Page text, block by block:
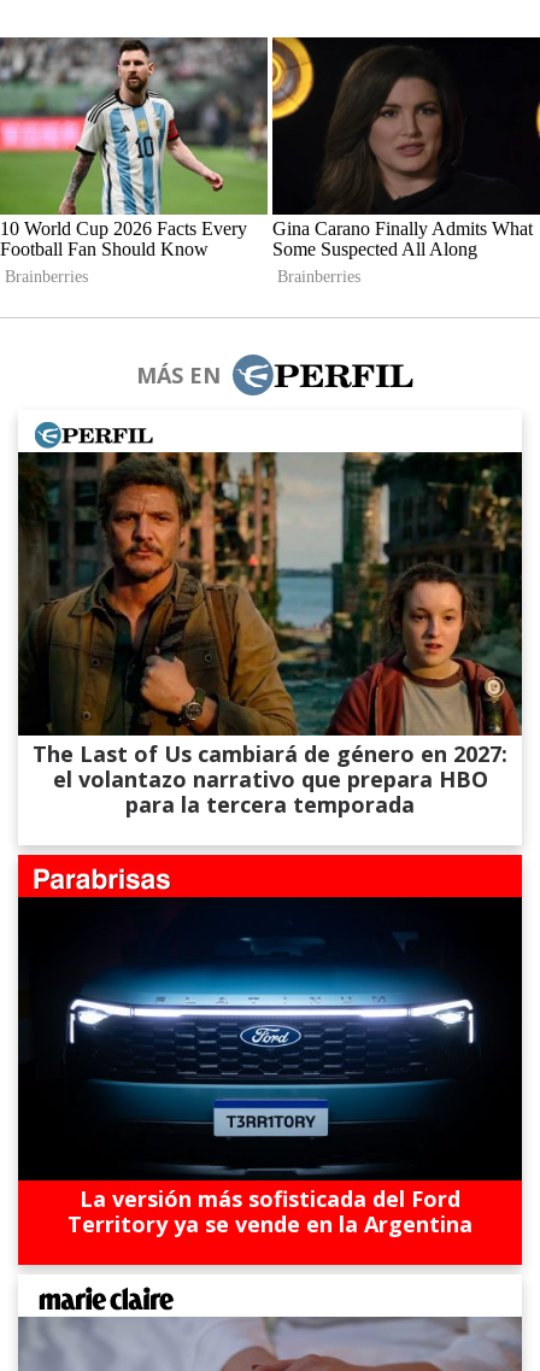
MÁS EN
The Last of Us cambiará de género en 2027:
el volantazo narrativo que prepara HBO
para la tercera temporada
La versión más sofisticada del Ford
Territory ya se vende en la Argentina